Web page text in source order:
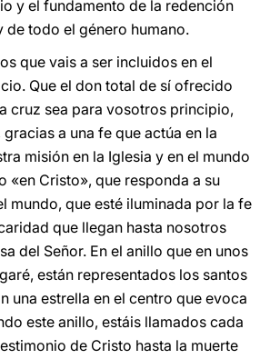
y el fundamento de la redención
de todo el género humano.
que vais a ser incluidos en el
Que el don total de sí ofrecido
cruz sea para vosotros principio,
a una fe que actúa en la
misión en la Iglesia y en el mundo
«en Cristo», que responda a su
mundo, que esté iluminada por la fe
que llegan hasta nosotros
del Señor. En el anillo que en unos
están representados los santos
una estrella en el centro que evoca
este anillo, estáis llamados cada
de Cristo hasta la muerte